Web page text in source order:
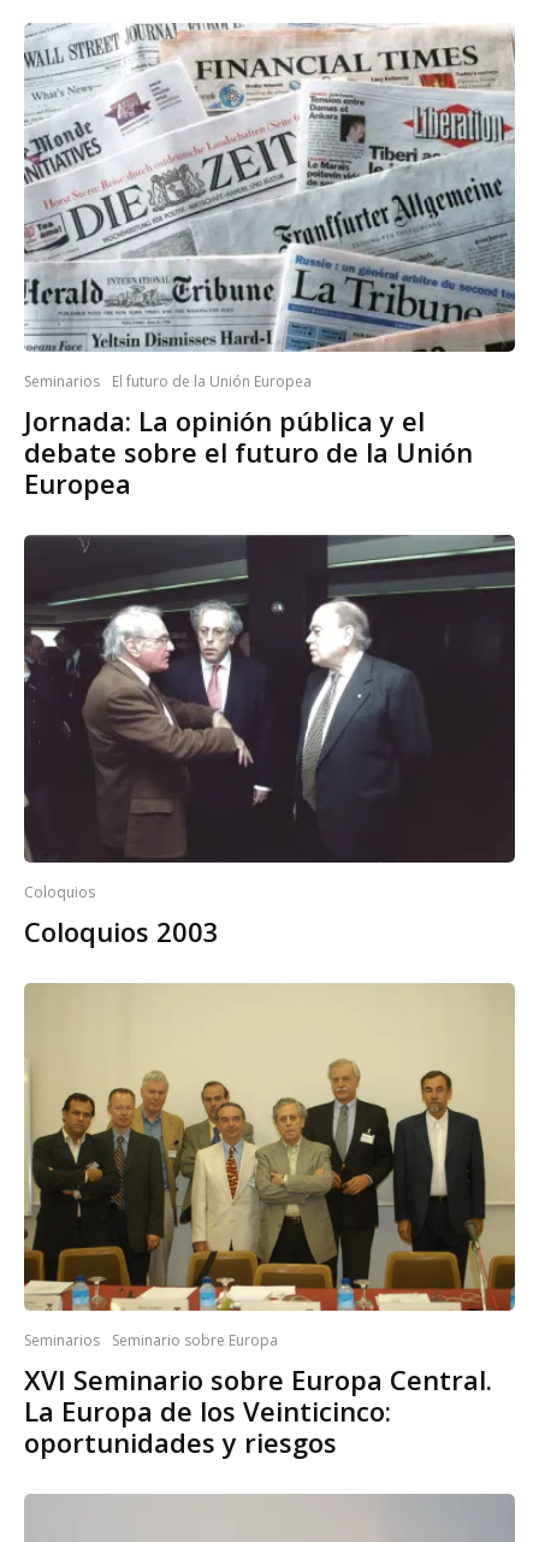
Seminarios El futuro de la Unión Europea
Jornada: La opinión pública y el
debate sobre el futuro de la Unión
Europea
Coloquios
Coloquios 2003
Seminarios Seminario sobre Europa
XVI Seminario sobre Europa Central.
La Europa de los Veinticinco:
oportunidades y riesgos